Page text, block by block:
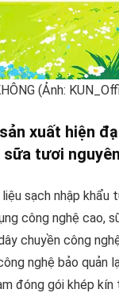
(Ảnh:
xuất hiện
tươi
liệu sạch nhập khẩu
công nghệ cao,
chuyền công
nghệ bảo quản
đóng gói khép